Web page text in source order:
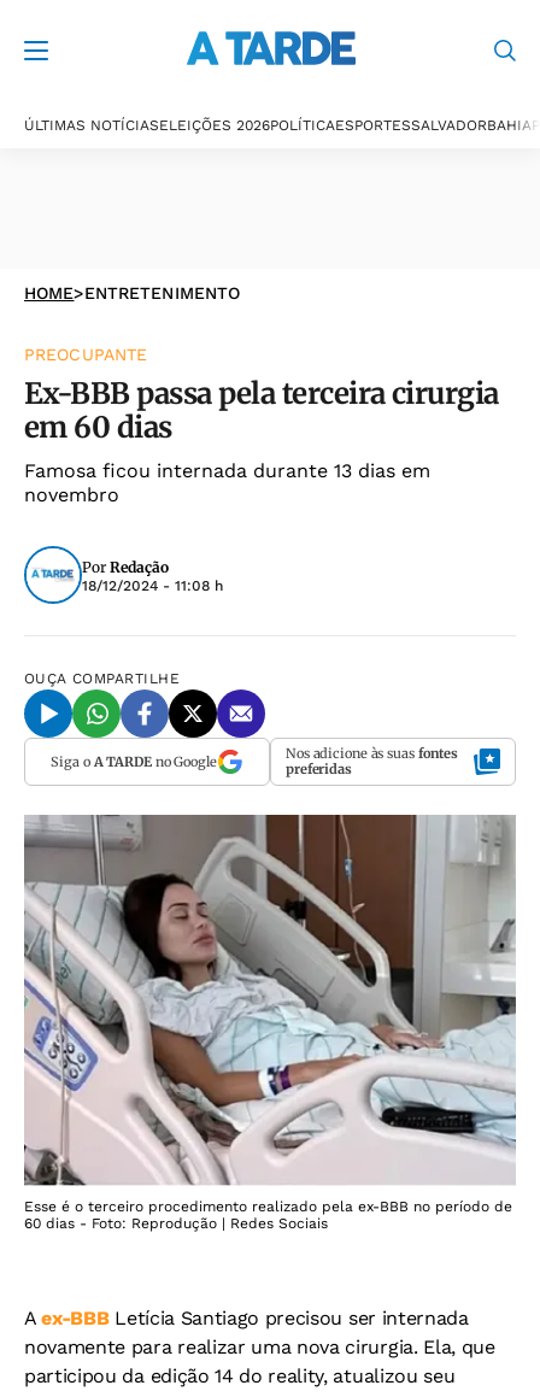
ÚLTIMAS NOTÍCIASELEIÇÕES 2026POLÍTICAESPORTESSALVADORBAHIA
HOME>ENTRETENIMENTO
PREOCUPANTE
Ex-BBB passa pela terceira cirurgia
em 60 dias
Famosa ficou internada durante 13 dias em
novembro
Por Redação
18/12/2024 - 11:08 h
OUÇA COMPARTILHE
Siga o A TARDEno Google Nos adicione às suas fontes
preferidas
Esse é o terceiro procedimento realizado pela ex-BBB no período de
60 dias - Foto: Reprodução | Redes Sociais
Aex-BBBLetícia Santiago precisou ser internada
novamente para realizar uma nova cirurgia. Ela, que
participou da edição 14 do reality, atualizou seu